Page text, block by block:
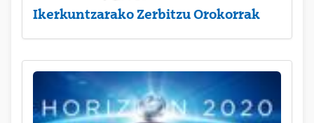
Ikerkuntzarako Zerbitzu Orokorrak